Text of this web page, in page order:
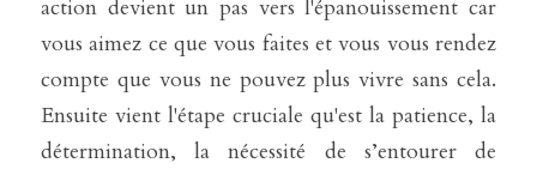
action devient un pas vers l'épanouissement car
vous aimez ce que vous faites et vous vous rendez
compte que vous ne pouvez plus vivre sans cela.
Ensuite vient l'étape cruciale qu'est la patience, la
détermination, la nécessité de s’entourer de